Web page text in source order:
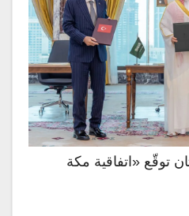
توقّع «اتفاقية مكة